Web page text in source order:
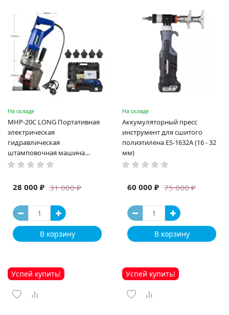
На складе
MHP-20C LONG Портативная
электрическая
гидравлическая
штамповочная машина
высокая мощность и мощный
машина
31 000 ₽
28 000 ₽
В корзину
На складе
Аккумуляторный пресс
инструмент для сшитого
полиэтилена ES-1632A (16 - 32
мм)
75 000 ₽
60 000 ₽
В корзину
Успей купить! Успей купить!